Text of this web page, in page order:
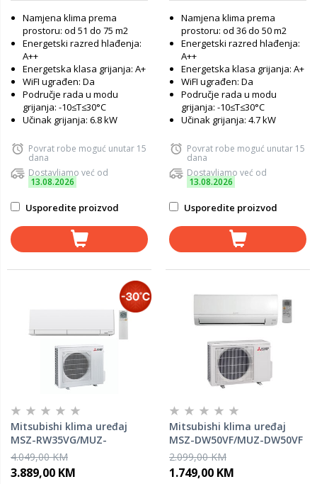
Namjena klima prema
prostoru: od 51 do 75 m2
Energetski razred hlađenja:
A++
Energetska klasa grijanja: A+
WiFI ugrađen: Da
Područje rada u modu
grijanja: -10≤T≤30°C
Učinak grijanja: 6.8 kW
Povrat robe moguć unutar 15
dana
Dostavljamo već od
13.08.2026
Usporedite proizvod
Namjena klima prema
prostoru: od 36 do 50 m2
Energetski razred hlađenja:
A++
Energetska klasa grijanja: A+
WiFI ugrađen: Da
Područje rada u modu
grijanja: -10≤T≤30°C
Učinak grijanja: 4.7 kW
Povrat robe moguć unutar 15
dana
Dostavljamo već od
13.08.2026
Usporedite proizvod
Mitsubishi klima uređaj
MSZ-RW35VG/MUZ-
RW35VGHZ
4.049,00 KM
3.889,00 KM
Mitsubishi klima uređaj
MSZ-DW50VF/MUZ-DW50VF
2.099,00 KM
1.749,00 KM